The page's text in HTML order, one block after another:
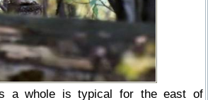
a whole is typical for the east of